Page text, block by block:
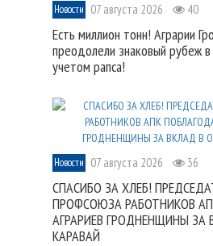
Новости 07 августа 2026 40
Есть миллион тонн! Аграрии
преодолели знаковый рубеж
учетом рапса!
Новости 07 августа 2026 36
СПАСИБО ЗА ХЛЕБ!
ПРОФСОЮЗА РАБОТНИКОВ
АГРАРИЕВ ГРОДНЕНЩИНЫ
КАРАВАЙ